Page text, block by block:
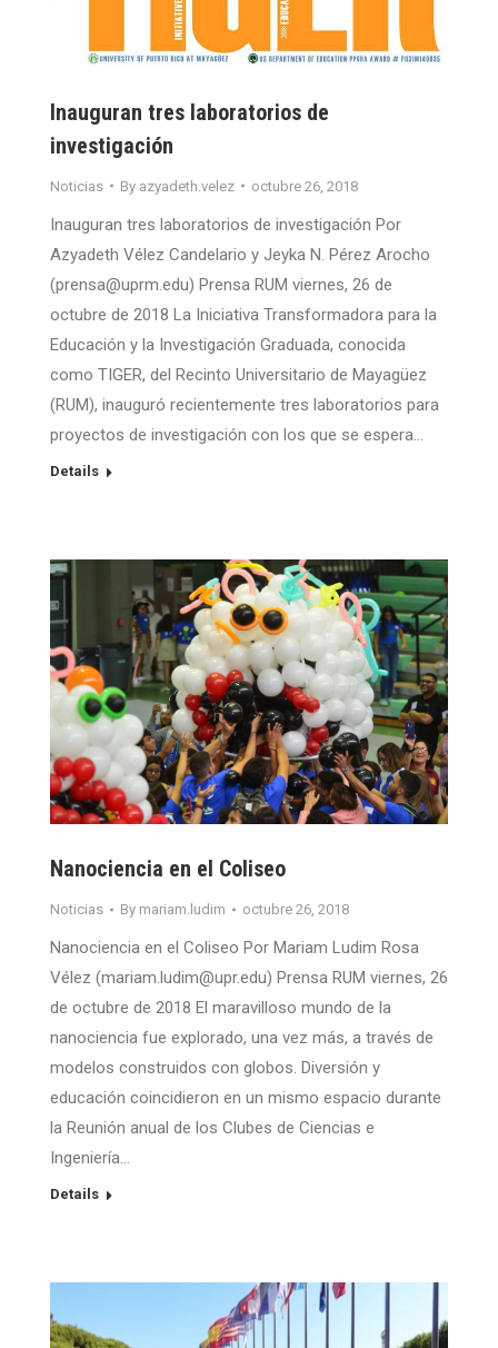
Inauguran tres laboratorios de
investigación
Noticias By azyadeth.velez octubre 26, 2018
Inauguran tres laboratorios de investigación Por
Azyadeth Vélez Candelario y Jeyka N. Pérez Arocho
(prensa@uprm.edu) Prensa RUM viernes, 26 de
octubre de 2018 La Iniciativa Transformadora para la
Educación y la Investigación Graduada, conocida
como TIGER, del Recinto Universitario de Mayagüez
(RUM), inauguró recientemente tres laboratorios para
proyectos de investigación con los que se espera…
Details
Nanociencia en el Coliseo
Noticias By mariam.ludim octubre 26, 2018
Nanociencia en el Coliseo Por Mariam Ludim Rosa
Vélez (mariam.ludim@upr.edu) Prensa RUM viernes, 26
de octubre de 2018 El maravilloso mundo de la
nanociencia fue explorado, una vez más, a través de
modelos construidos con globos. Diversión y
educación coincidieron en un mismo espacio durante
la Reunión anual de los Clubes de Ciencias e
Ingeniería…
Details